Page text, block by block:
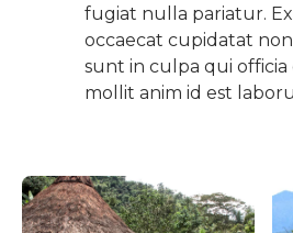
fugiat nulla pariatur.
occaecat cupidatat
sunt in culpa qui
mollit anim id est